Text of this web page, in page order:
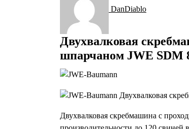
DanDiablo
Двухвалковая
шпарчаном JWE SDM
Двухвалковая скребмашина с